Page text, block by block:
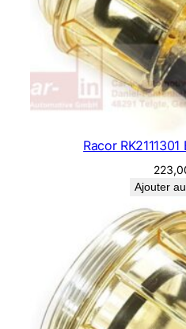
Racor
Ajouter